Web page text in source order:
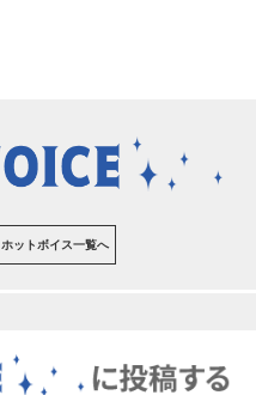
ホットボイス一覧へ